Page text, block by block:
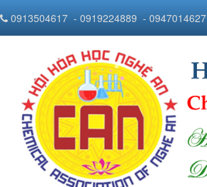
0913504617 - 0919224889 - 0947014627